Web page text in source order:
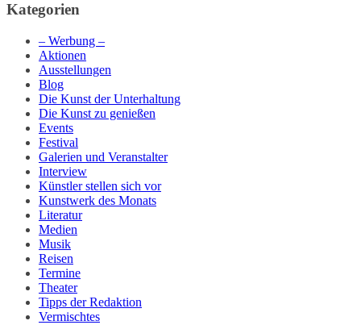
Kategorien
– Werbung –
Aktionen
Ausstellungen
Blog
Die Kunst der Unterhaltung
Die Kunst zu genießen
Events
Festival
Galerien und Veranstalter
Interview
Künstler stellen sich vor
Kunstwerk des Monats
Literatur
Medien
Musik
Reisen
Termine
Theater
Tipps der Redaktion
Vermischtes